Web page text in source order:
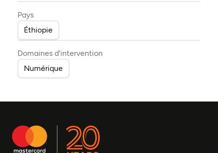
Pays
Éthiopie
Domaines d'intervention
Numérique